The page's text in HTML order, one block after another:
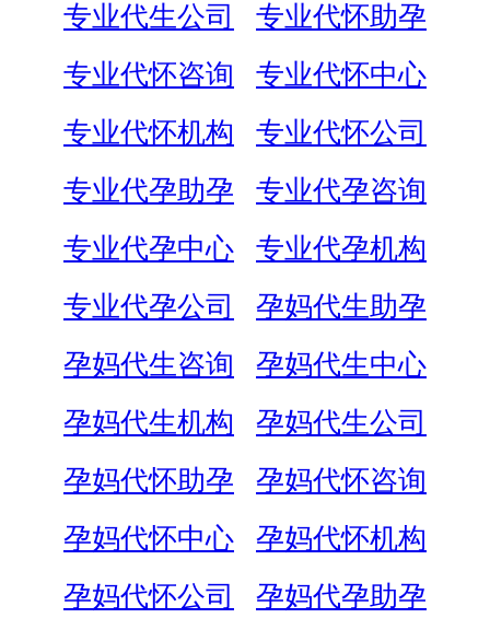
专业代生公司
专业代怀助孕
专业代怀咨询
专业代怀中心
专业代怀机构
专业代怀公司
专业代孕助孕
专业代孕咨询
专业代孕中心
专业代孕机构
专业代孕公司
孕妈代生助孕
孕妈代生咨询
孕妈代生中心
孕妈代生机构
孕妈代生公司
孕妈代怀助孕
孕妈代怀咨询
孕妈代怀中心
孕妈代怀机构
孕妈代怀公司
孕妈代孕助孕